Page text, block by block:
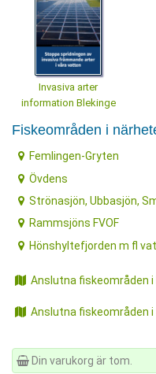
Invasiva arter
information Blekinge
Fiskeområden i
Femlingen-Gryten
Övdens
Strönasjön, Ubbasjön,
Rammsjöns FVOF
Hönshyltefjorden m fl
Anslutna fiskeområden i
Anslutna fiskeområden i
Din varukorg är tom.